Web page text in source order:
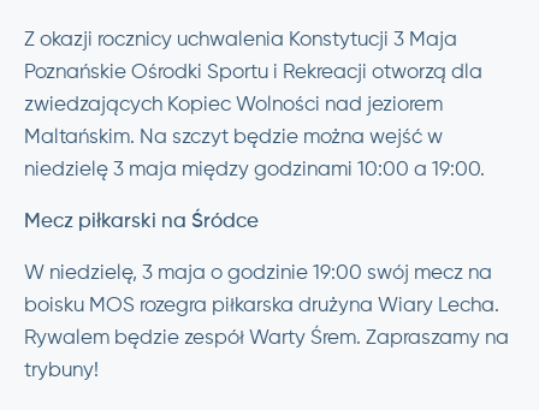
Z okazji rocznicy uchwalenia Konstytucji 3 Maja
Poznańskie Ośrodki Sportu i Rekreacji otworzą dla
zwiedzających Kopiec Wolności nad jeziorem
Maltańskim. Na szczyt będzie można wejść w
niedzielę 3 maja między godzinami 10:00 a 19:00.
Mecz piłkarski na Śródce
W niedzielę, 3 maja o godzinie 19:00 swój mecz na
boisku MOS rozegra piłkarska drużyna Wiary Lecha.
Rywalem będzie zespół Warty Śrem. Zapraszamy na
trybuny!